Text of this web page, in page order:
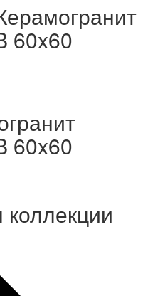
60x60
60x60